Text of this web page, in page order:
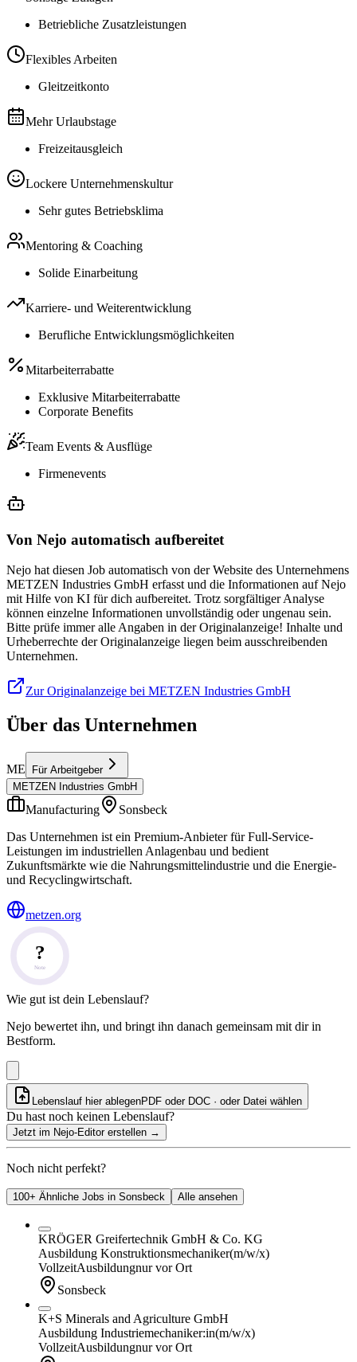
Betriebliche Zusatzleistungen
Flexibles Arbeiten
Gleitzeitkonto
Mehr Urlaubstage
Freizeitausgleich
Lockere Unternehmenskultur
Sehr gutes Betriebsklima
Mentoring & Coaching
Solide Einarbeitung
Karriere- und Weiterentwicklung
Berufliche Entwicklungsmöglichkeiten
Mitarbeiterrabatte
Exklusive Mitarbeiterrabatte
Corporate Benefits
Team Events & Ausflüge
Firmenevents
Von Nejo automatisch aufbereitet
Nejo hat diesen Job automatisch von der Website des Unternehmens
METZEN Industries GmbH erfasst und die Informationen auf Nejo
mit Hilfe von KI für dich aufbereitet. Trotz sorgfältiger Analyse
können einzelne Informationen unvollständig oder ungenau sein.
Bitte prüfe immer alle Angaben in der Originalanzeige! Inhalte und
Urheberrechte der Originalanzeige liegen beim ausschreibenden
Unternehmen.
Zur Originalanzeige bei METZEN Industries GmbH
Über das Unternehmen
ME
Für Arbeitgeber
METZEN Industries GmbH
Manufacturing
Sonsbeck
Das Unternehmen ist ein Premium-Anbieter für Full-Service-
Leistungen im industriellen Anlagenbau und bedient
Zukunftsmärkte wie die Nahrungsmittelindustrie und die Energie-
und Recyclingwirtschaft.
metzen.org
?
Note
Wie gut ist dein Lebenslauf?
Nejo bewertet ihn, und bringt ihn danach gemeinsam mit dir in
Bestform.
Lebenslauf hier ablegenPDF oder DOC · oder Datei wählen
Du hast noch keinen Lebenslauf?
Jetzt im Nejo-Editor erstellen →
Noch nicht perfekt?
100+ Ähnliche Jobs in Sonsbeck Alle ansehen
KRÖGER Greifertechnik GmbH & Co. KG
Ausbildung Konstruktionsmechaniker(m/w/x)
VollzeitAusbildungnur vor Ort
Sonsbeck
K+S Minerals and Agriculture GmbH
Ausbildung Industriemechaniker:in(m/w/x)
VollzeitAusbildungnur vor Ort